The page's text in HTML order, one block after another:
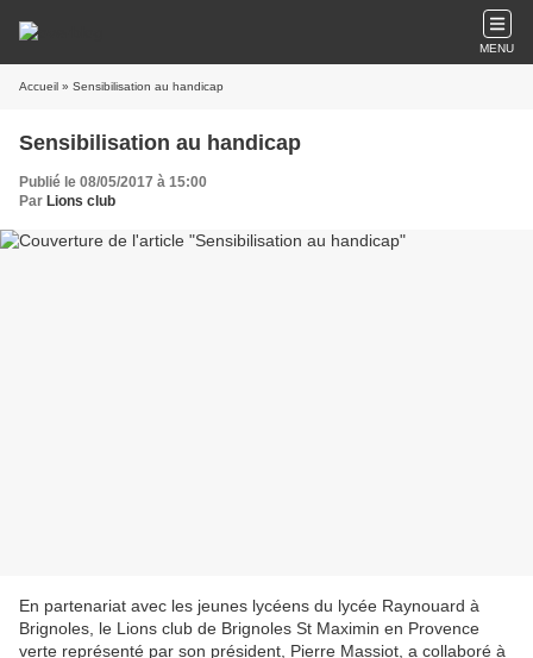
MENU
Accueil » Sensibilisation au handicap
Sensibilisation au handicap
Publié le 08/05/2017 à 15:00
Par Lions club
En partenariat avec les jeunes lycéens du lycée Raynouard à
Brignoles, le Lions club de Brignoles St Maximin en Provence
verte représenté par son président, Pierre Massiot, a collaboré à